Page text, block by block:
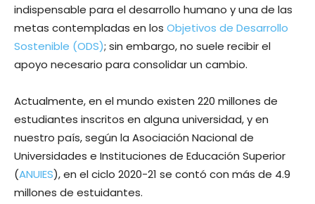
indispensable para el desarrollo humano y una de las
metas contempladas en los Objetivos de Desarrollo
Sostenible (ODS); sin embargo, no suele recibir el
apoyo necesario para consolidar un cambio.
Actualmente, en el mundo existen 220 millones de
estudiantes inscritos en alguna universidad, y en
nuestro país, según la Asociación Nacional de
Universidades e Instituciones de Educación Superior
(ANUIES), en el ciclo 2020-21 se contó con más de 4.9
millones de estuidantes.